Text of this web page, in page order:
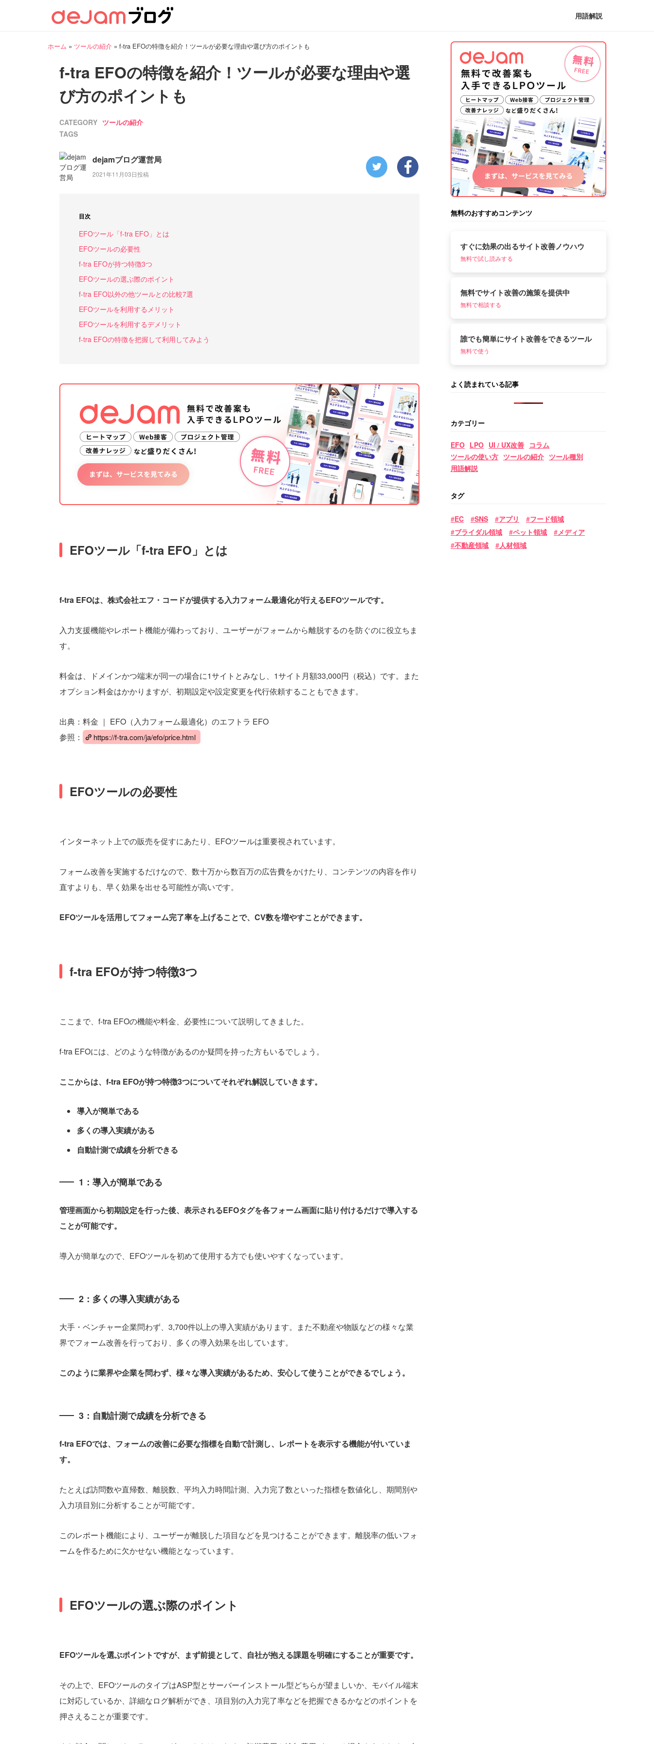
用語解説
ホーム » ツールの紹介 » f-tra EFOの特徴を紹介！ツールが必要な理由や選び方のポイントも
f-tra EFOの特徴を紹介！ツールが必要な理由や選
び方のポイントも
CATEGORY ツールの紹介
TAGS
dejamブログ運営局
2021年11月03日投稿
目次
EFOツール「f-tra EFO」とは
EFOツールの必要性
f-tra EFOが持つ特徴3つ
EFOツールの選ぶ際のポイント
f-tra EFO以外の他ツールとの比較7選
EFOツールを利用するメリット
EFOツールを利用するデメリット
f-tra EFOの特徴を把握して利用してみよう
EFOツール「f-tra EFO」とは
f-tra EFOは、株式会社エフ・コードが提供する入力フォーム最適化が行えるEFOツールです。
入力支援機能やレポート機能が備わっており、ユーザーがフォームから離脱するのを防ぐのに役立ちま
す。
料金は、ドメインかつ端末が同一の場合に1サイトとみなし、1サイト月額33,000円（税込）です。また
オプション料金はかかりますが、初期設定や設定変更を代行依頼することもできます。
出典：料金 ｜ EFO（入力フォーム最適化）のエフトラ EFO
参照：
https://f-tra.com/ja/efo/price.html
EFOツールの必要性
インターネット上での販売を促すにあたり、EFOツールは重要視されています。
フォーム改善を実施するだけなので、数十万から数百万の広告費をかけたり、コンテンツの内容を作り
直すよりも、早く効果を出せる可能性が高いです。
EFOツールを活用してフォーム完了率を上げることで、CV数を増やすことができます。
f-tra EFOが持つ特徴3つ
ここまで、f-tra EFOの機能や料金、必要性について説明してきました。
f-tra EFOには、どのような特徴があるのか疑問を持った方もいるでしょう。
ここからは、f-tra EFOが持つ特徴3つについてそれぞれ解説していきます。
導入が簡単である
多くの導入実績がある
自動計測で成績を分析できる
1：導入が簡単である
管理画面から初期設定を行った後、表示されるEFOタグを各フォーム画面に貼り付けるだけで導入する
ことが可能です。
導入が簡単なので、EFOツールを初めて使用する方でも使いやすくなっています。
2：多くの導入実績がある
大手・ベンチャー企業問わず、3,700件以上の導入実績があります。また不動産や物販などの様々な業
界でフォーム改善を行っており、多くの導入効果を出しています。
このように業界や企業を問わず、様々な導入実績があるため、安心して使うことができるでしょう。
3：自動計測で成績を分析できる
f-tra EFOでは、フォームの改善に必要な指標を自動で計測し、レポートを表示する機能が付いていま
す。
たとえば訪問数や直帰数、離脱数、平均入力時間計測、入力完了数といった指標を数値化し、期間別や
入力項目別に分析することが可能です。
このレポート機能により、ユーザーが離脱した項目などを見つけることができます。離脱率の低いフォ
ームを作るために欠かせない機能となっています。
EFOツールの選ぶ際のポイント
EFOツールを選ぶポイントですが、まず前提として、自社が抱える課題を明確にすることが重要です。
その上で、EFOツールのタイプはASP型とサーバーインストール型どちらが望ましいか、モバイル端末
に対応しているか、詳細なログ解析ができ、項目別の入力完了率などを把握できるかなどのポイントを
押さえることが重要です。
無料のおすすめコンテンツ
すぐに効果の出るサイト改善ノウハウ
無料で試し読みする
無料でサイト改善の施策を提供中
無料で相談する
誰でも簡単にサイト改善をできるツール
無料で使う
よく読まれている記事
カテゴリー
EFO LPO UI / UX改善 コラム
ツールの使い方 ツールの紹介 ツール種別
用語解説
タグ
EC SNS アプリ
フード領域
ブライダル領域
ペット領域
メディア
不動産領域
人材領域